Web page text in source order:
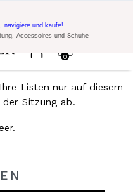
Einkauf mit Code:
0
navigiere und kaufe!
Accessoires und Schuhe
Listen nur auf diesem
Sitzung ab.